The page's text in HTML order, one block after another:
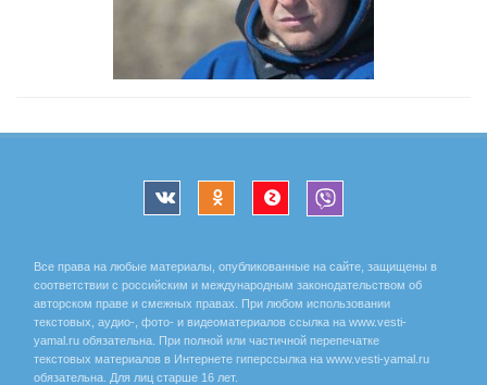
Все права на любые материалы, опубликованные на сайте, защищены в
соответствии с российским и международным законодательством об
авторском праве и смежных правах. При любом использовании
текстовых, аудио-, фото- и видеоматериалов ссылка на www.vesti-
yamal.ru обязательна. При полной или частичной перепечатке
текстовых материалов в Интернете гиперссылка на www.vesti-yamal.ru
обязательна. Для лиц старше 16 лет.